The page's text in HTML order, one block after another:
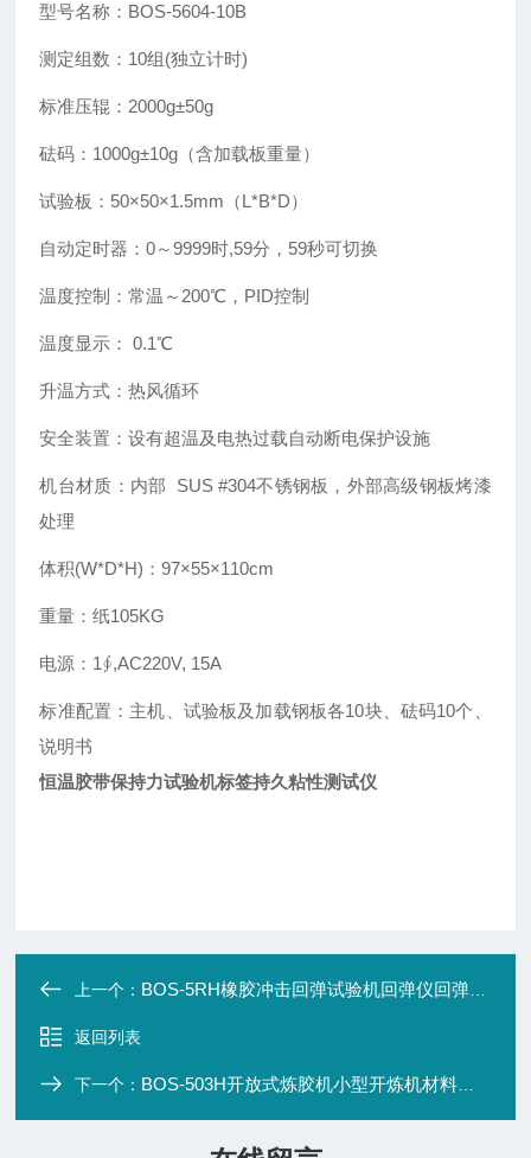
型号名称：BOS-5604-10B
测定组数：10组(独立计时)
标准压辊：2000g±50g
砝码：1000g±10g（含加载板重量）
试验板：50×50×1.5mm（L*B*D）
自动定时器：0～9999时,59分，59秒可切换
温度控制：常温～200℃，PID控制
温度显示： 0.1℃
升温方式：热风循环
安全装置：设有超温及电热过载自动断电保护设施
机台材质：内部 SUS #304不锈钢板，外部高级钢板烤漆
处理
体积(W*D*H)：97×55×110cm
重量：纸105KG
电源：1∮,AC220V, 15A
标准配置：主机、试验板及加载钢板各10块、砝码10个、
说明书
恒温胶带保持力试验机标签持久粘性测试仪
上一个： BOS-5RH橡胶冲击回弹试验机回弹仪回弹系数测定仪
返回列表
下一个： BOS-503H开放式炼胶机小型开炼机材料混合开炼机